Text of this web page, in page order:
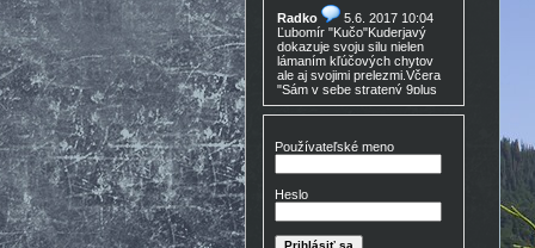
Radko
5.6. 2017 10:04
Ľubomír "Kučo"Kuderjavý
dokazuje svoju silu nielen
lámaním kľúčových chytov
ale aj svojimi prelezmi.Včera
"Sám v sebe stratený 9plus
,!Gratulácia!!!
15:30
Nedocenený Prešovský
lezec známy tiež ako Lajoš
Morales predá lezečky, nové
v krabici, nepoužité,
zľava nech nejem 90eur
Používateľské meno
Heslo